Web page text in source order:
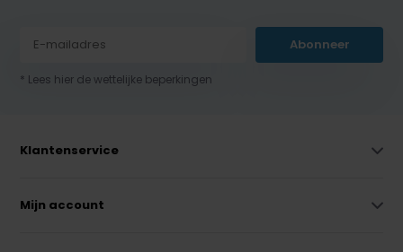
Abonneer
* Lees hier de wettelijke beperkingen
Klantenservice
Mijn account